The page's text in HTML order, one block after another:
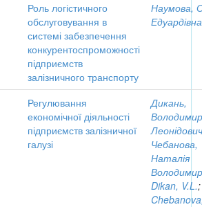
Роль логістичного
обслуговування в
системі забезпечення
конкурентоспроможності
підприємств
залізничного транспорту
Наумова,
Едуардівна
Регулювання
економічної діяльності
підприємств залізничної
галузі
Дикань,
Володимир
Леонідович
Чебанова,
Наталія
Dikan, V.L.;